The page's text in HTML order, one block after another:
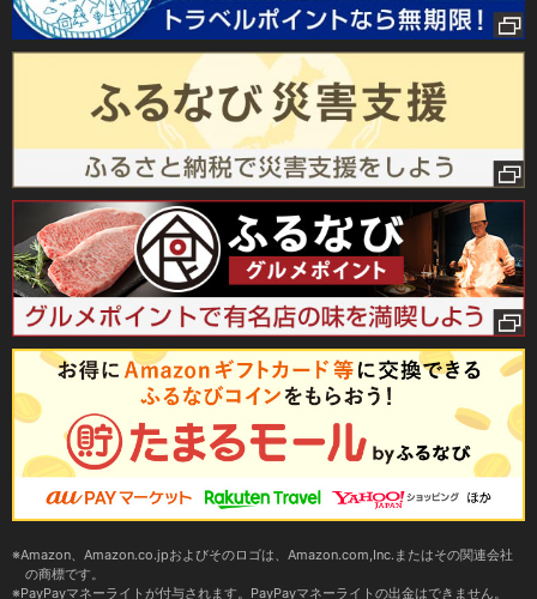
Amazon、Amazon.co.jpおよびそのロゴは、Amazon.com,Inc.またはその関連会社
の商標です。
PayPayマネーライトが付与されます。PayPayマネーライトの出金はできません。